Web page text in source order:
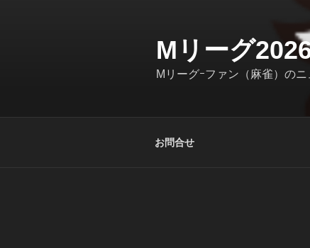
Mリーグ
Mリーグｰファン（麻雀）の
お問合せ